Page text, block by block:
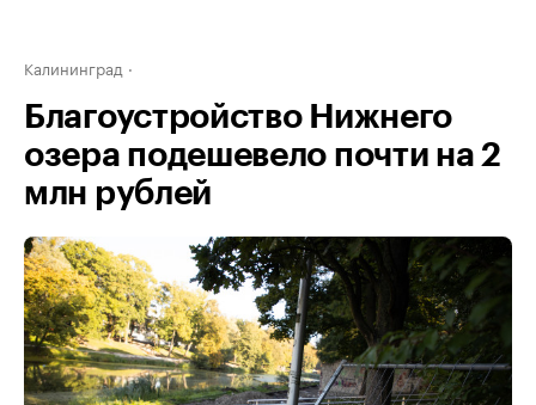
Калининград
Благоустройство Нижнего
озера подешевело почти на 2
млн рублей